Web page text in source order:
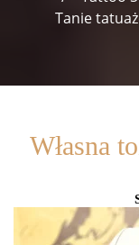
Tanie
Własna